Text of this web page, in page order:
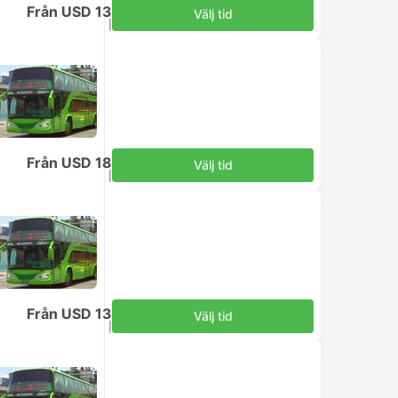
Från USD 13 Välj tid
Från USD 18 Välj tid
Från USD 13 Välj tid